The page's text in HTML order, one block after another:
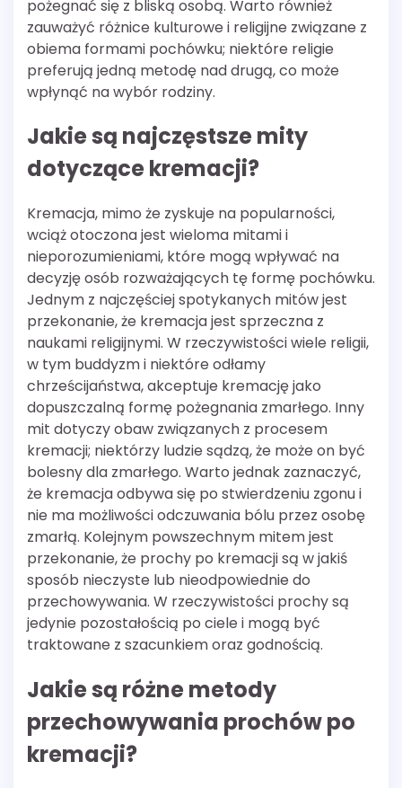
pożegnać się z bliską osobą. Warto również
zauważyć różnice kulturowe i religijne związane z
obiema formami pochówku; niektóre religie
preferują jedną metodę nad drugą, co może
wpłynąć na wybór rodziny.
Jakie są najczęstsze mity
dotyczące kremacji?
Kremacja, mimo że zyskuje na popularności,
wciąż otoczona jest wieloma mitami i
nieporozumieniami, które mogą wpływać na
decyzję osób rozważających tę formę pochówku.
Jednym z najczęściej spotykanych mitów jest
przekonanie, że kremacja jest sprzeczna z
naukami religijnymi. W rzeczywistości wiele religii,
w tym buddyzm i niektóre odłamy
chrześcijaństwa, akceptuje kremację jako
dopuszczalną formę pożegnania zmarłego. Inny
mit dotyczy obaw związanych z procesem
kremacji; niektórzy ludzie sądzą, że może on być
bolesny dla zmarłego. Warto jednak zaznaczyć,
że kremacja odbywa się po stwierdzeniu zgonu i
nie ma możliwości odczuwania bólu przez osobę
zmarłą. Kolejnym powszechnym mitem jest
przekonanie, że prochy po kremacji są w jakiś
sposób nieczyste lub nieodpowiednie do
przechowywania. W rzeczywistości prochy są
jedynie pozostałością po ciele i mogą być
traktowane z szacunkiem oraz godnością.
Jakie są różne metody
przechowywania prochów po
kremacji?